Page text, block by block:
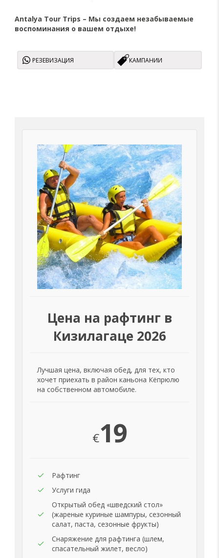
Antalya Tour Trips – Мы создаем незабываемые
воспоминания о вашем отдыхе!
РЕЗЕВИЗАЦИЯ КАМПАНИИ
Цена на рафтинг в
Кизилагаце 2026
Лучшая цена, включая обед, для тех, кто
хочет приехать в район каньона Кёпрюлю
на собственном автомобиле.
€19
Рафтинг
Услуги гида
Открытый обед «шведский стол»
(жареные куриные шампуры, сезонный
салат, паста, сезонные фрукты)
Снаряжение для рафтинга (шлем,
спасательный жилет, весло)